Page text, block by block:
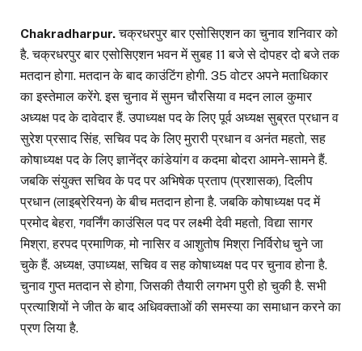
Chakradharpur.चक्रधरपुर बार एसोसिएशन का चुनाव शनिवार को
है. चक्रधरपुर बार एसोसिएशन भवन में सुबह 11 बजे से दोपहर दो बजे तक
मतदान होगा. मतदान के बाद काउंटिंग होगी. 35 वोटर अपने मताधिकार
का इस्तेमाल करेंगे. इस चुनाव में सुमन चौरसिया व मदन लाल कुमार
अध्यक्ष पद के दावेदार हैं. उपाध्यक्ष पद के लिए पूर्व अध्यक्ष सुब्रत प्रधान व
सुरेश प्रसाद सिंह, सचिव पद के लिए मुरारी प्रधान व अनंत महतो, सह
कोषाध्यक्ष पद के लिए ज्ञानेंद्र कांडेयांग व कदमा बोदरा आमने-सामने हैं.
जबकि संयुक्त सचिव के पद पर अभिषेक प्रताप (प्रशासक), दिलीप
प्रधान (लाइब्रेरियन) के बीच मतदान होना है. जबकि कोषाध्यक्ष पद में
प्रमोद बेहरा, गवर्निंग काउंसिल पद पर लक्ष्मी देवी महतो, विद्या सागर
मिश्रा, हरपद प्रमाणिक, मो नासिर व आशुतोष मिश्रा निर्विरोध चुने जा
चुके हैं. अध्यक्ष, उपाध्यक्ष, सचिव व सह कोषाध्यक्ष पद पर चुनाव होना है.
चुनाव गुप्त मतदान से होगा, जिसकी तैयारी लगभग पुरी हो चुकी है. सभी
प्रत्याशियों ने जीत के बाद अधिवक्ताओं की समस्या का समाधान करने का
प्रण लिया है.